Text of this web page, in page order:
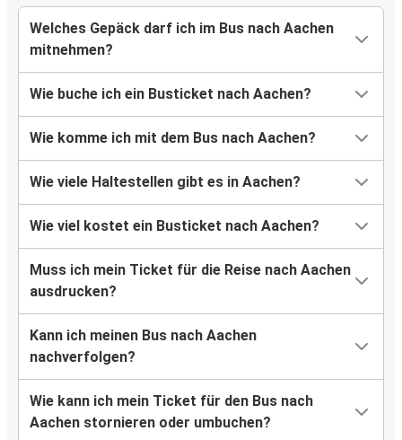
Aachen
Mainz
Aachen
Charleroi
Aachen
Dortmund
Dortmund
Aachen
Charleroi
Aachen
Aachen
Wien
Aachen
Würzburg
Welches Gepäck darf ich im Bus nach Aachen
mitnehmen?
Wie buche ich ein Busticket nach Aachen?
Wie komme ich mit dem Bus nach Aachen?
Wie viele Haltestellen gibt es in Aachen?
Wie viel kostet ein Busticket nach Aachen?
Muss ich mein Ticket für die Reise nach Aachen
ausdrucken?
Kann ich meinen Bus nach Aachen
nachverfolgen?
Wie kann ich mein Ticket für den Bus nach
Aachen stornieren oder umbuchen?